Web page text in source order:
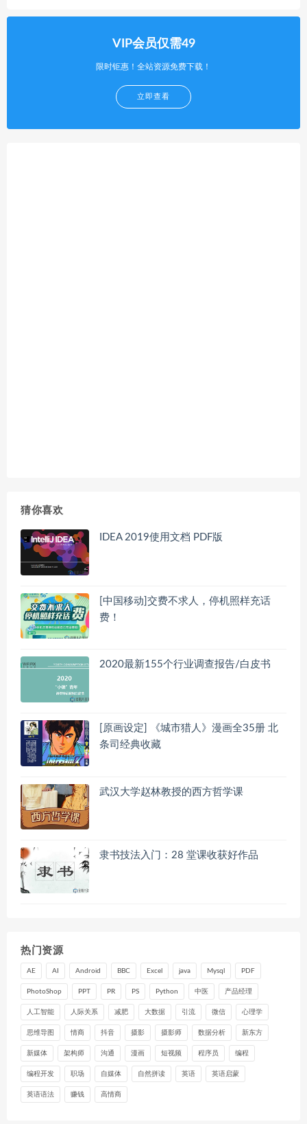
VIP会员仅需49
限时钜惠！全站资源免费下载！
立即查看
猜你喜欢
IDEA 2019使用文档 PDF版
[中国移动]交费不求人，停机照样充话
费！
2020最新155个行业调查报告/白皮书
[原画设定] 《城市猎人》漫画全35册 北
条司经典收藏
武汉大学赵林教授的西方哲学课
隶书技法入门：28 堂课收获好作品
热门资源
AE AI Android BBC Excel java Mysql PDF
PhotoShop PPT PR PS Python 中医 产品经理
人工智能 人际关系 减肥 大数据 引流 微信 心理学
思维导图 情商 抖音 摄影 摄影师 数据分析 新东方
新媒体 架构师 沟通 漫画 短视频 程序员 编程
编程开发 职场 自媒体 自然拼读 英语 英语启蒙
英语语法 赚钱 高情商